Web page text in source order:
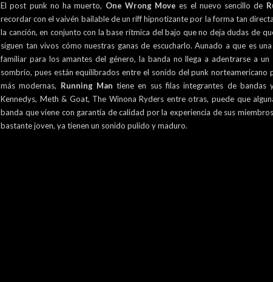
El post punk no ha muerto, One Wrong Move es el nuevo sencillo de
recordar con el vaivén bailable de un riff hipnotizante por la forma tan
la canción, en conjunto con la base rítmica del bajo que no deja dudas de
siguen tan vivos cómo nuestras ganas de escucharlo. Aunado a que es
familiar para los amantes del género, la banda no llega a adentrarse a
sombrío, pues están equilibrados entre el sonido del punk norteamericano
más modernas, Running Man tiene en sus filas integrantes de bandas
Kennedys, Meth & Goat, The Winona Ryders entre otras, puede que
banda que viene con garantía de calidad por la experiencia de sus
bastante joven, ya tienen un sonido pulido y maduro.